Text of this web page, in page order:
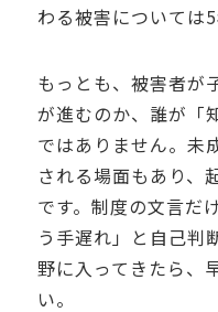
わる被害については
もっとも、被害者が
が進むのか、誰が「
ではありません。未
される場面もあり、
です。制度の文言だ
う手遅れ」と自己判
野に入ってきたら、
い。